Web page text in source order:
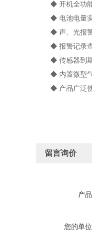
◆ 开机全功能
◆ 电池电量实
◆ 声、光报警
◆ 报警记录查
◆ 传感器到期
◆ 内置微型气
◆ 产品广泛使用
留言询价
产品
您的单位